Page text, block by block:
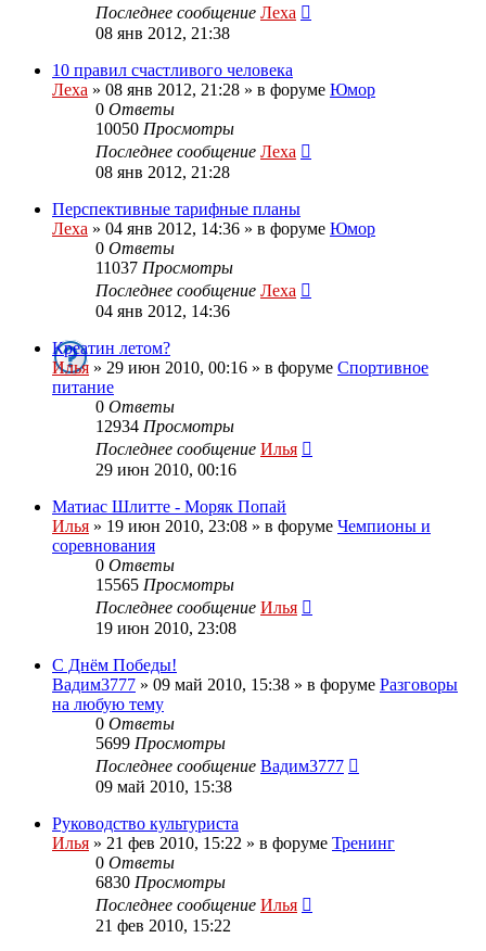
Последнее сообщение Леха
08 янв 2012, 21:38
10 правил счастливого человека
Леха » 08 янв 2012, 21:28 » в форуме Юмор
0 Ответы
10050 Просмотры
Последнее сообщение Леха
08 янв 2012, 21:28
Перспективные тарифные планы
Леха » 04 янв 2012, 14:36 » в форуме Юмор
0 Ответы
11037 Просмотры
Последнее сообщение Леха
04 янв 2012, 14:36
Креатин летом?
Илья » 29 июн 2010, 00:16 » в форуме Спортивное
питание
0 Ответы
12934 Просмотры
Последнее сообщение Илья
29 июн 2010, 00:16
Матиас Шлитте - Моряк Попай
Илья » 19 июн 2010, 23:08 » в форуме Чемпионы и
соревнования
0 Ответы
15565 Просмотры
Последнее сообщение Илья
19 июн 2010, 23:08
С Днём Победы!
Вадим3777 » 09 май 2010, 15:38 » в форуме Разговоры
на любую тему
0 Ответы
5699 Просмотры
Последнее сообщение Вадим3777
09 май 2010, 15:38
Руководство культуриста
Илья » 21 фев 2010, 15:22 » в форуме Тренинг
0 Ответы
6830 Просмотры
Последнее сообщение Илья
21 фев 2010, 15:22